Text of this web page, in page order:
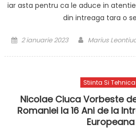
iar asta pentru ca le aduce in
din intreaga tara o
Posted
2 ianuarie 2023 Author
Marius
Stiinta Si Tehnica
Nicolae Ciuca Vorbeste
Romaniei la 16 Ani de la
Europeana